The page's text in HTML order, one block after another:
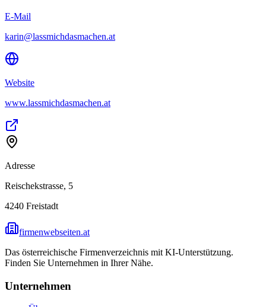
E-Mail
karin@lassmichdasmachen.at
Website
www.lassmichdasmachen.at
Adresse
Reischekstrasse, 5
4240 Freistadt
firmenwebseiten.at
Das österreichische Firmenverzeichnis mit KI-Unterstützung.
Finden Sie Unternehmen in Ihrer Nähe.
Unternehmen